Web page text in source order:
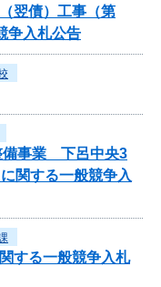
翌債）工事（第
争入札公告
備事業 下呂中央3
関する一般競争入
する一般競争入札